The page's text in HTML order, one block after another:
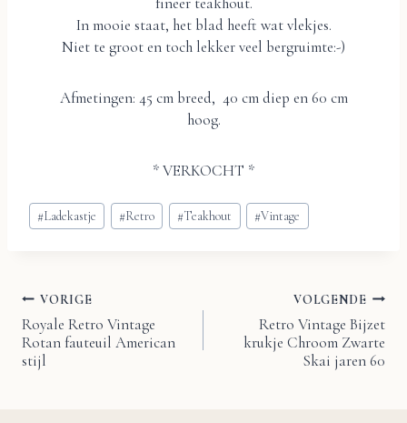
In mooie staat, het blad heeft wat vlekjes.
Niet te groot en toch lekker veel bergruimte:-)
Afmetingen: 45 cm breed, 40 cm diep en 60 cm
hoog.
* VERKOCHT *
Bericht
tags:
#Ladekastje #Retro #Teakhout #Vintage
Bericht
navigatie
VORIGE
Royale Retro Vintage
Rotan fauteuil American
stijl
VOLGENDE
Retro Vintage Bijzet
krukje Chroom Zwarte
Skai jaren 60